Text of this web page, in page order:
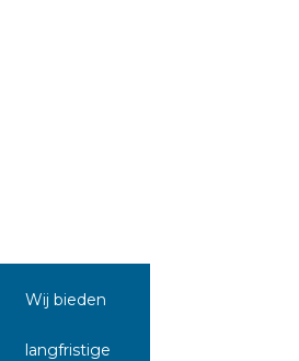
Wij bieden
langfristige